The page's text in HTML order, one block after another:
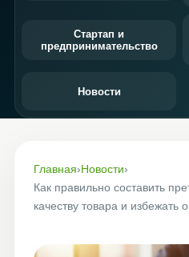
Стартап и
предпринимательство
Новости
Главная›Новости›
Как правильно составить
качеству товара и избежать